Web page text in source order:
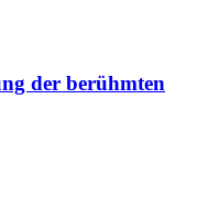
der berühmten